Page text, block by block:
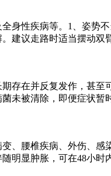
身性疾病等。1、姿势
建议走路时适当摆动双
存在并反复发作，甚至
未被清除，即便症状暂
、腰椎疾病、外伤、感
明显肿胀，可在48小时